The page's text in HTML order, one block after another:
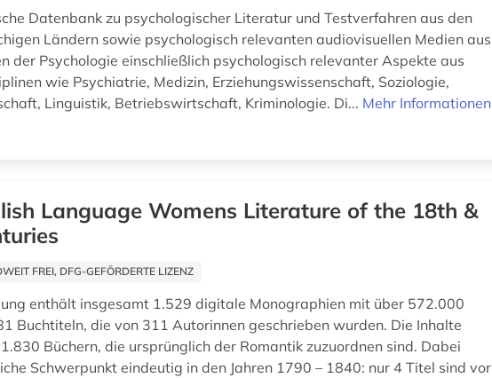
Datenbank zu psychologischer Literatur und Testverfahren aus den
Ländern sowie psychologisch relevanten audiovisuellen Medien aus
der Psychologie einschließlich psychologisch relevanter Aspekte aus
wie Psychiatrie, Medizin, Erziehungswissenschaft, Soziologie,
Linguistik, Betriebswirtschaft, Kriminologie. Di... Mehr Informationen
Language Womens Literature of the 18th &
FREI, DFG-GEFÖRDERTE LIZENZ
enthält insgesamt 1.529 digitale Monographien mit über 572.000
Buchtiteln, die von 311 Autorinnen geschrieben wurden. Die Inhalte
Büchern, die ursprünglich der Romantik zuzuordnen sind. Dabei
Schwerpunkt eindeutig in den Jahren 1790 – 1840: nur 4 Titel sind vor